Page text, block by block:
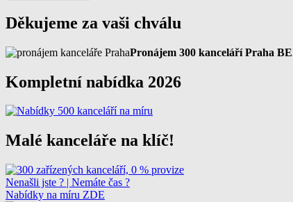
Děkujeme za vaši chválu
Pronájem 300 kanceláří Praha
Kompletní nabídka 2026
Malé kanceláře na klíč!
Nenašli jste ? | Nemáte čas ?
Nabídky na míru ZDE